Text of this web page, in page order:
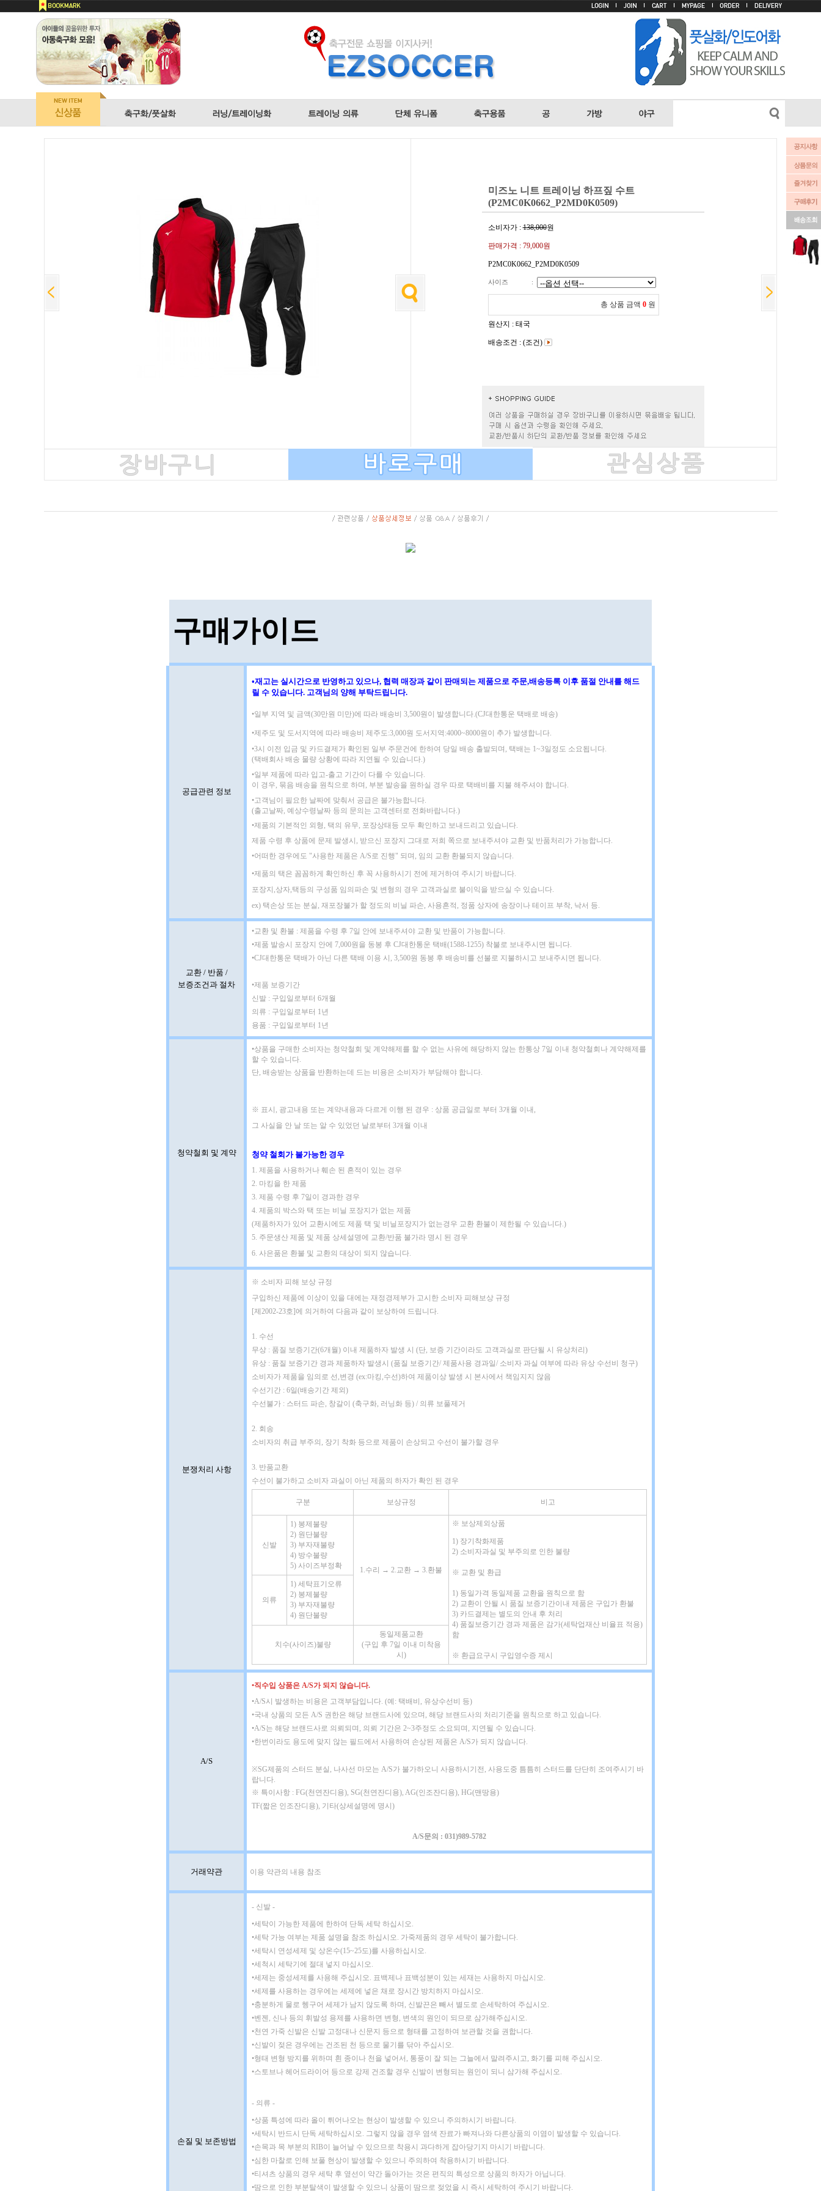
미즈노 니트 트레이닝 하프짚 수트
(P2MC0K0662_P2MD0K0509)
소비자가 :138,000원
판매가격 : 79,000원
P2MC0K0662_P2MD0K0509
사이즈 :
총 상품 금액 0 원
원산지 : 태국
배송조건 : (조건)
구매가이드
공급관련 정보
•재고는 실시간으로 반영하고 있으나, 협력 매장과 같이 판매되는 제품으로 주문,배송등록 이후 품절 안내를 해드
릴 수 있습니다. 고객님의 양해 부탁드립니다.
•일부 지역 및 금액(30만원 미만)에 따라 배송비 3,500원이 발생합니다.(CJ대한통운 택배로 배송)
•제주도 및 도서지역에 따라 배송비 제주도:3,000원 도서지역:4000~8000원이 추가 발생합니다.
•3시 이전 입금 및 카드결제가 확인된 일부 주문건에 한하여 당일 배송 출발되며, 택배는 1~3일정도 소요됩니다.
(택배회사 배송 물량 상황에 따라 지연될 수 있습니다.)
•일부 제품에 따라 입고-출고 기간이 다를 수 있습니다.
이 경우, 묶음 배송을 원칙으로 하며, 부분 발송을 원하실 경우 따로 택배비를 지불 해주셔야 합니다.
•고객님이 필요한 날짜에 맞춰서 공급은 불가능합니다.
(출고날짜, 예상수령날짜 등의 문의는 고객센터로 전화바랍니다.)
•제품의 기본적인 외형, 택의 유무, 포장상태등 모두 확인하고 보내드리고 있습니다.
제품 수령 후 상품에 문제 발생시, 받으신 포장지 그대로 저희 쪽으로 보내주셔야 교환 및 반품처리가 가능합니다.
•어떠한 경우에도 "사용한 제품은 A/S로 진행" 되며, 임의 교환 환불되지 않습니다.
•제품의 택은 꼼꼼하게 확인하신 후 꼭 사용하시기 전에 제거하여 주시기 바랍니다.
포장지,상자,택등의 구성품 임의파손 및 변형의 경우 고객과실로 불이익을 받으실 수 있습니다.
ex) 택손상 또는 분실, 재포장불가 할 정도의 비닐 파손, 사용흔적, 정품 상자에 송장이나 테이프 부착, 낙서 등.
교환 / 반품 /
보증조건과 절차
•교환 및 환불 : 제품을 수령 후 7일 안에 보내주셔야 교환 및 반품이 가능합니다.
•제품 발송시 포장지 안에 7,000원을 동봉 후 CJ대한통운 택배(1588-1255) 착불로 보내주시면 됩니다.
•CJ대한통운 택배가 아닌 다른 택배 이용 시, 3,500원 동봉 후 배송비를 선불로 지불하시고 보내주시면 됩니다.
•제품 보증기간
신발 : 구입일로부터 6개월
의류 : 구입일로부터 1년
용품 : 구입일로부터 1년
청약철회 및 계약
•상품을 구매한 소비자는 청약철회 및 계약해제를 할 수 없는 사유에 해당하지 않는 한통상 7일 이내 청약철회나 계약해제를
할 수 있습니다.
단, 배송받는 상품을 반환하는데 드는 비용은 소비자가 부담해야 합니다.
※ 표시, 광고내용 또는 계약내용과 다르게 이행 된 경우 : 상품 공급일로 부터 3개월 이내,
그 사실을 안 날 또는 알 수 있었던 날로부터 3개월 이내
청약 철회가 불가능한 경우
1. 제품을 사용하거나 훼손 된 흔적이 있는 경우
2. 마킹을 한 제품
3. 제품 수령 후 7일이 경과한 경우
4. 제품의 박스와 택 또는 비닐 포장지가 없는 제품
(제품하자가 있어 교환시에도 제품 택 및 비닐포장지가 없는경우 교환 환불이 제한될 수 있습니다.)
5. 주문생산 제품 및 제품 상세설명에 교환/반품 불가라 명시 된 경우
6. 사은품은 환불 및 교환의 대상이 되지 않습니다.
분쟁처리 사항
※ 소비자 피해 보상 규정
구입하신 제품에 이상이 있을 대에는 재정경제부가 고시한 소비자 피해보상 규정
[제2002-23호]에 의거하여 다음과 같이 보상하여 드립니다.
1. 수선
무상 : 품질 보증기간(6개월) 이내 제품하자 발생 시 (단, 보증 기간이라도 고객과실로 판단될 시 유상처리)
유상 : 품질 보증기간 경과 제품하자 발생시 (품질 보증기간/ 제품사용 경과일/ 소비자 과실 여부에 따라 유상 수선비 청구)
소비자가 제품을 임의로 선,변경 (ex:마킹,수선)하여 제품이상 발생 시 본사에서 책임지지 않음
수선기간 : 6일(배송기간 제외)
수선불가 : 스터드 파손, 창갈이 (축구화, 러닝화 등) / 의류 보풀제거
2. 회송
소비자의 취급 부주의, 장기 착화 등으로 제품이 손상되고 수선이 불가할 경우
3. 반품교환
수선이 불가하고 소비자 과실이 아닌 제품의 하자가 확인 된 경우
구분 보상규정 비고
신발
1) 봉제불량
2) 원단불량
3) 부자재불량
4) 방수불량
5) 사이즈부정확
1.수리 → 2.교환 → 3.환불
※ 보상제외상품
1) 장기착화제품
2) 소비자과실 및 부주의로 인한 불량
※ 교환 및 환급
1) 동일가격 동일제품 교환을 원칙으로 함
2) 교환이 안될 시 품질 보증기간이내 제품은 구입가 환불
3) 카드결제는 별도의 안내 후 처리
4) 품질보증기간 경과 제품은 감가(세탁업재산 비율표 적용)
함
※ 환급요구시 구입영수증 제시
의류
1) 세탁표기오류
2) 봉제불량
3) 부자재불량
4) 원단불량
치수(사이즈)불량
동일제품교환
(구입 후 7일 이내 미착용
시)
A/S
•직수입 상품은 A/S가 되지 않습니다.
•A/S시 발생하는 비용은 고객부담입니다. (예: 택배비, 유상수선비 등)
•국내 상품의 모든 A/S 권한은 해당 브랜드사에 있으며, 해당 브랜드사의 처리기준을 원칙으로 하고 있습니다.
•A/S는 해당 브랜드사로 의뢰되며, 의뢰 기간은 2~3주정도 소요되며, 지연될 수 있습니다.
•한번이라도 용도에 맞지 않는 필드에서 사용하여 손상된 제품은 A/S가 되지 않습니다.
※SG제품의 스터드 분실, 나사선 마모는 A/S가 불가하오니 사용하시기전, 사용도중 틈틈히 스터드를 단단히 조여주시기 바
랍니다.
※ 특이사항 : FG(천연잔디용), SG(천연잔디용), AG(인조잔디용), HG(맨땅용)
TF(짧은 인조잔디용), 기타(상세설명에 명시)
A/S문의 : 031)989-5782
거래약관 이용 약관의 내용 참조
손질 및 보존방법
- 신발 -
•세탁이 가능한 제품에 한하여 단독 세탁 하십시오.
•세탁 가능 여부는 제품 설명을 참조 하십시오. 가죽제품의 경우 세탁이 불가합니다.
•세탁시 연성세제 및 상온수(15~25도)를 사용하십시오.
•세척시 세탁기에 절대 넣지 마십시오.
•세제는 중성세제를 사용해 주십시오. 표백제나 표백성분이 있는 세재는 사용하지 마십시오.
•세제를 사용하는 경우에는 세제에 넣은 채로 장시간 방치하지 마십시오.
•충분하게 물로 헹구어 세제가 남지 않도록 하며, 신발끈은 빼서 별도로 손세탁하여 주십시오.
•벤젠, 신나 등의 휘발성 용제를 사용하면 변형, 변색의 원인이 되므로 삼가해주십시오.
•천연 가죽 신발은 신발 고정대나 신문지 등으로 형태를 고정하여 보관할 것을 권합니다.
•신발이 젖은 경우에는 건조된 천 등으로 물기를 닦아 주십시오.
•형태 변형 방지를 위하며 흰 종이나 천을 넣어서, 통풍이 잘 되는 그늘에서 말려주시고, 화기를 피해 주십시오.
•스토브나 헤어드라이어 등으로 강제 건조할 경우 신발이 변형되는 원인이 되니 삼가해 주십시오.
- 의류 -
•상품 특성에 따라 올이 튀어나오는 현상이 발생할 수 있으니 주의하시기 바랍니다.
•세탁시 반드시 단독 세탁하십시오. 그렇지 않을 경우 염색 잔료가 빠져나와 다른상품의 이염이
발생할 수 있습니다.
•손목과 목 부분의 RIB이 늘어날 수 있으므로 착용시 과다하게 잡아당기지 마시기 바랍니다.
•심한 마찰로 인해 보풀 현상이 발생할 수 있으니 주의하여 착용하시기 바랍니다.
•티셔츠 상품의 경우 세탁 후 옆선이 약간 돌아가는 것은 편직의 특성으로 상품의 하자가 아닙니다.
•땀으로 인한 부분탈색이 발생할 수 있으니 상품이 땀으로 젖었을 시 즉시 세탁하여 주시기 바랍니다.